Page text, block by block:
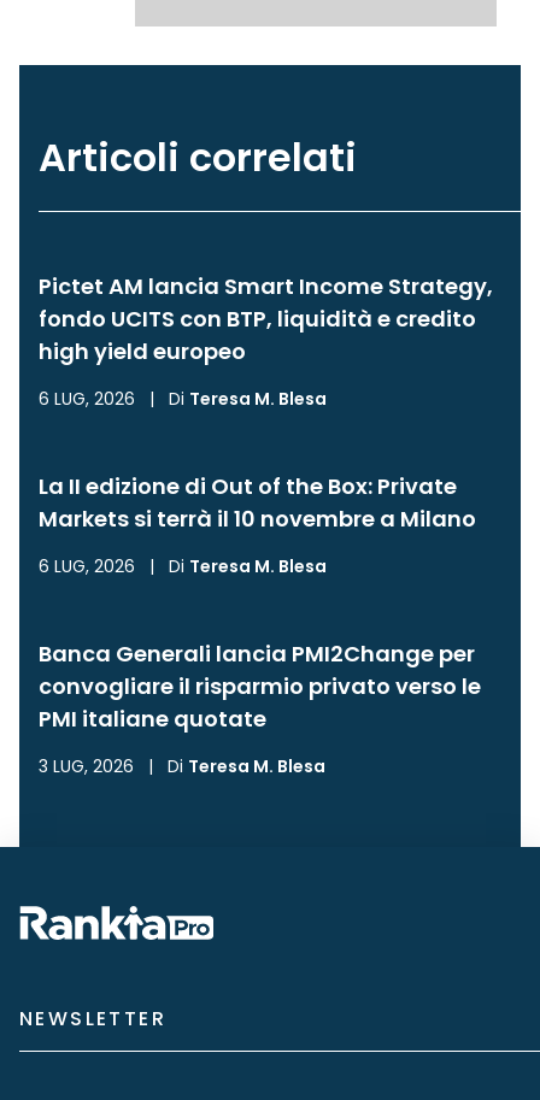
Articoli correlati
Pictet AM lancia Smart Income Strategy,
fondo UCITS con BTP, liquidità e credito
high yield europeo
6 LUG, 2026 | Di Teresa M. Blesa
La II edizione di Out of the Box: Private
Markets si terrà il 10 novembre a Milano
6 LUG, 2026 | Di Teresa M. Blesa
Banca Generali lancia PMI2Change per
convogliare il risparmio privato verso le
PMI italiane quotate
3 LUG, 2026 | Di Teresa M. Blesa
NEWSLETTER